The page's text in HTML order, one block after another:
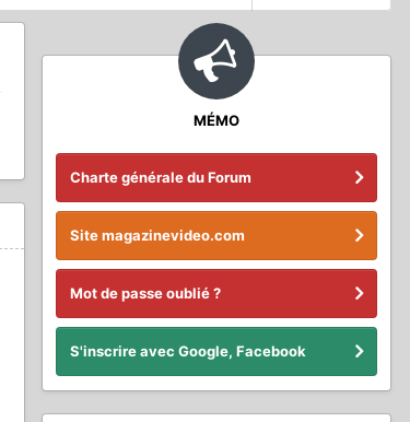
MÉMO
Charte générale du Forum
Site magazinevideo.com
Mot de passe oublié ?
S'inscrire avec Google, Facebook